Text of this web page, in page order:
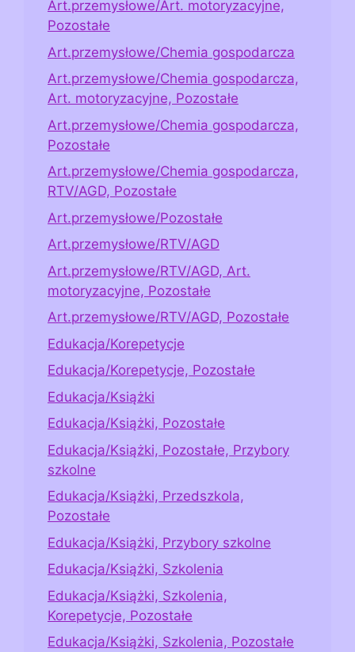
Art.przemysłowe/Art. motoryzacyjne,
Pozostałe
Art.przemysłowe/Chemia gospodarcza
Art.przemysłowe/Chemia gospodarcza,
Art. motoryzacyjne, Pozostałe
Art.przemysłowe/Chemia gospodarcza,
Pozostałe
Art.przemysłowe/Chemia gospodarcza,
RTV/AGD, Pozostałe
Art.przemysłowe/Pozostałe
Art.przemysłowe/RTV/AGD
Art.przemysłowe/RTV/AGD, Art.
motoryzacyjne, Pozostałe
Art.przemysłowe/RTV/AGD, Pozostałe
Edukacja/Korepetycje
Edukacja/Korepetycje, Pozostałe
Edukacja/Książki
Edukacja/Książki, Pozostałe
Edukacja/Książki, Pozostałe, Przybory
szkolne
Edukacja/Książki, Przedszkola,
Pozostałe
Edukacja/Książki, Przybory szkolne
Edukacja/Książki, Szkolenia
Edukacja/Książki, Szkolenia,
Korepetycje, Pozostałe
Edukacja/Książki, Szkolenia, Pozostałe